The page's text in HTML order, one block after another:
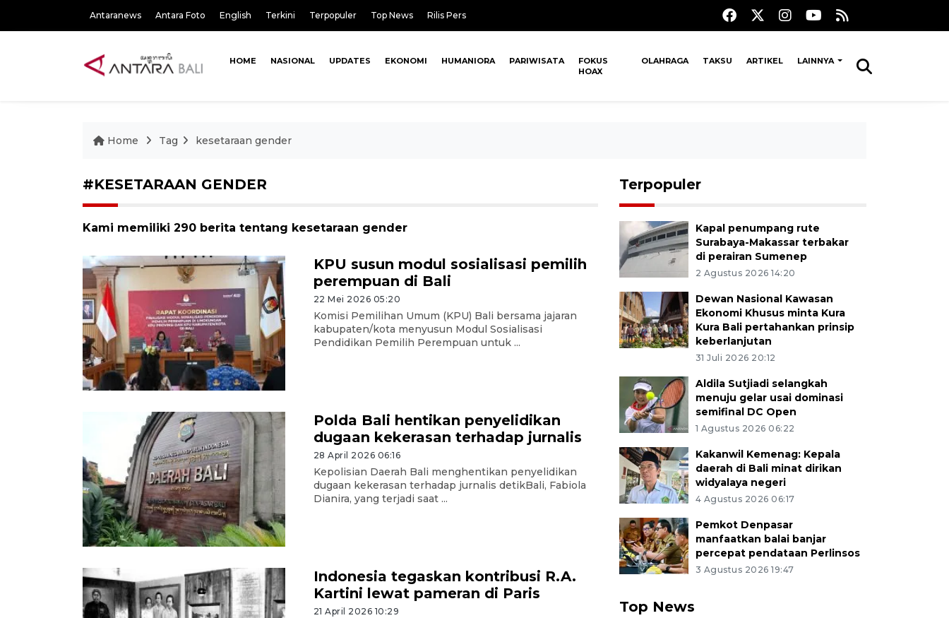
Antaranews Antara Foto English Terkini Terpopuler Top News Rilis Pers
HOME NASIONAL UPDATES EKONOMI HUMANIORA PARIWISATA
FOKUS
HOAX
OLAHRAGA TAKSU ARTIKEL LAINNYA
Home Tag kesetaraan gender
#KESETARAAN GENDER
Kami memiliki 290 berita tentang kesetaraan gender
KPU susun modul sosialisasi pemilih
perempuan di Bali
22 Mei 2026 05:20
Komisi Pemilihan Umum (KPU) Bali bersama jajaran
kabupaten/kota menyusun Modul Sosialisasi
Pendidikan Pemilih Perempuan untuk ...
Polda Bali hentikan penyelidikan
dugaan kekerasan terhadap jurnalis
28 April 2026 06:16
Kepolisian Daerah Bali menghentikan penyelidikan
dugaan kekerasan terhadap jurnalis detikBali, Fabiola
Dianira, yang terjadi saat ...
Indonesia tegaskan kontribusi R.A.
Kartini lewat pameran di Paris
21 April 2026 10:29
Terpopuler
Kapal penumpang rute
Surabaya-Makassar terbakar
di perairan Sumenep
2 Agustus 2026 14:20
Dewan Nasional Kawasan
Ekonomi Khusus minta Kura
Kura Bali pertahankan prinsip
keberlanjutan
31 Juli 2026 20:12
Aldila Sutjiadi selangkah
menuju gelar usai dominasi
semifinal DC Open
1 Agustus 2026 06:22
Kakanwil Kemenag: Kepala
daerah di Bali minat dirikan
widyalaya negeri
4 Agustus 2026 06:17
Pemkot Denpasar
manfaatkan balai banjar
percepat pendataan Perlinsos
3 Agustus 2026 19:47
Top News